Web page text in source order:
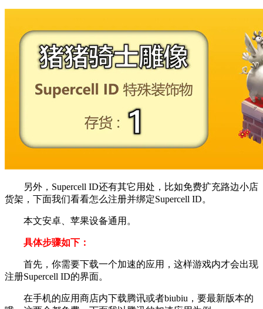
另外，Supercell ID还有其它用处，比如免费扩充路边小店
货架，下面我们看看怎么注册并绑定Supercell ID。
本文安卓、苹果设备通用。
具体步骤如下：
首先，你需要下载一个加速的应用，这样游戏内才会出现
注册Supercell ID的界面。
在手机的应用商店内下载腾讯或者biubiu，要最新版本的